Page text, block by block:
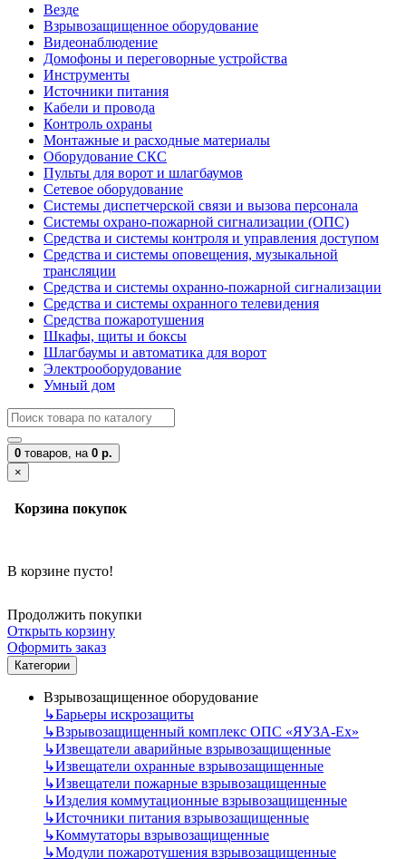
Везде
Взрывозащищенное оборудование
Видеонаблюдение
Домофоны и переговорные устройства
Инструменты
Источники питания
Кабели и провода
Контроль охраны
Монтажные и расходные материалы
Оборудование СКС
Пульты для ворот и шлагбаумов
Сетевое оборудование
Системы диспетчерской связи и вызова персонала
Системы охрано-пожарной сигнализации (ОПС)
Средства и системы контроля и управления доступом
Средства и системы оповещения, музыкальной
трансляции
Средства и системы охранно-пожарной сигнализации
Средства и системы охранного телевидения
Средства пожаротушения
Шкафы, щиты и боксы
Шлагбаумы и автоматика для ворот
Электрооборудование
Умный дом
0 товаров, на 0 р.
×
Корзина покупок
В корзине пусто!
Продолжить покупки
Открыть корзину
Оформить заказ
Категории
Взрывозащищенное оборудование
↳Барьеры искрозащиты
↳Взрывозащищенный комплекс ОПС «ЯУЗА-Ех»
↳Извещатели аварийные взрывозащищенные
↳Извещатели охранные взрывозащищенные
↳Извещатели пожарные взрывозащищенные
↳Изделия коммутационные взрывозащищенные
↳Источники питания взрывозащищенные
↳Коммутаторы взрывозащищенные
↳Модули пожаротушения взрывозащищенные